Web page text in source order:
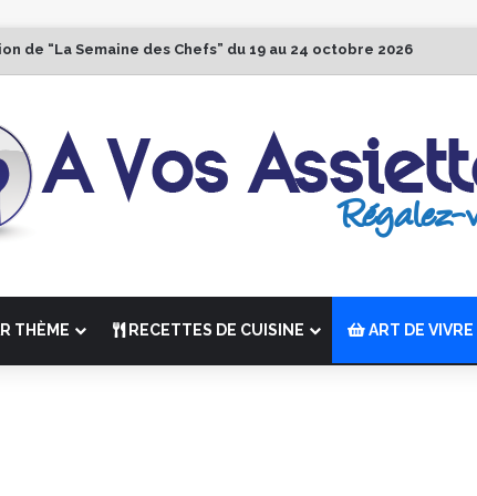
de “La Semaine des Chefs” du 19 au 24 octobre 2026
THÈME RECETTES DE CUISINE ART DE VIVRE